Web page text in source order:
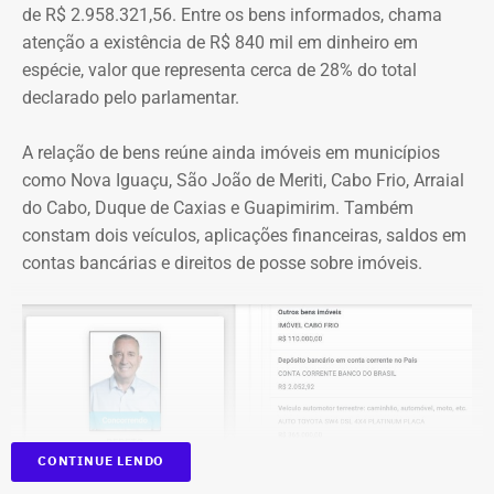
Crivella aparece anunciando entregas de obras e
reformas de praças, além de mensagens em primeira
pessoa, como: “Estamos aqui recuperando os aparelhos
da praça”.
*Com informações do g1
de R$ 2.958.321,56. Entre os bens informados, chama
atenção a existência de R$ 840 mil em dinheiro em
espécie, valor que representa cerca de 28% do total
declarado pelo parlamentar.
A relação de bens reúne ainda imóveis em municípios
como Nova Iguaçu, São João de Meriti, Cabo Frio, Arraial
do Cabo, Duque de Caxias e Guapimirim. Também
constam dois veículos, aplicações financeiras, saldos em
contas bancárias e direitos de posse sobre imóveis.
CONTINUE LENDO